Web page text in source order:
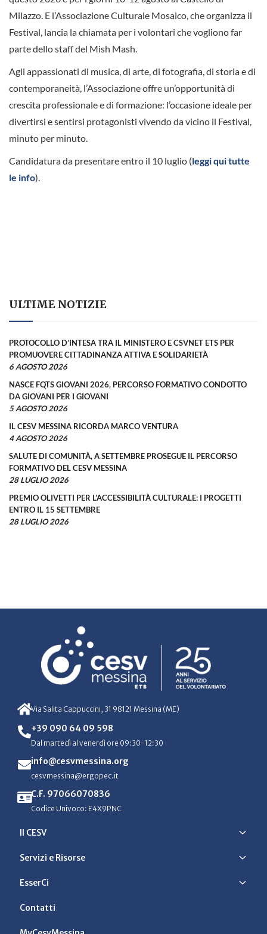
Milazzo. E l’Associazione Culturale Mosaico, che organizza il
Festival, lancia la chiamata per i volontari che vogliono far
parte dello staff del Mish Mash.
Agli appassionati di musica, di arte, di fotografia, di storia e di
contemporaneità, l’Associazione offre un’opportunità di
crescita professionale e di formazione: l’occasione ideale per
divertirsi e sentirsi protagonisti vivendo da vicino il Festival,
minuto per minuto.
Candidatura da presentare entro il 10 luglio (leggi qui tutte
le info).
ULTIME NOTIZIE
PROTOCOLLO D’INTESA TRA IL MINISTERO E CSVNET ETS PER
PROMUOVERE CITTADINANZA ATTIVA E SOLIDARIETÀ
6 AGOSTO 2026
NASCE FQTS GIOVANI 2026, PERCORSO FORMATIVO CONDOTTO
DA GIOVANI PER I GIOVANI
5 AGOSTO 2026
IL CESV MESSINA RICORDA MARCO VENTURA
4 AGOSTO 2026
SALUTE DI COMUNITÀ, A SETTEMBRE PROSEGUE IL PERCORSO
FORMATIVO DEL CESV MESSINA
28 LUGLIO 2026
PREMIO OLIVETTI PER L’ACCESSIBILITÀ CULTURALE: I PROGETTI
ENTRO IL 15 SETTEMBRE
28 LUGLIO 2026
Via Salita Cappuccini, 31 98121 Messina (ME)
+39 090 64 09 598
Dal martedì al venerdì ore 09:30-12:30
info@cesvmessina.org
cesvmessina@ergopec.it
C.F. 97066070836
Codice Univoco: E4X9PNC
Il CESV
Servizi e Risorse
EsserCi
Contatti